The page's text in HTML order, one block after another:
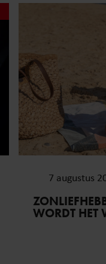
7 augustus
WORDT HET